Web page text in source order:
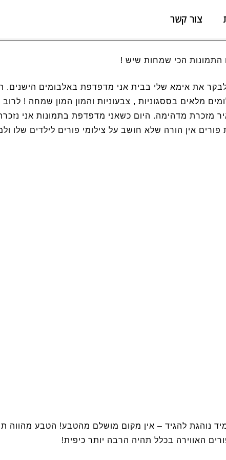
צור קשר
משנכנס אדר מרבין בשמחה.. טיפים
התמונות הכי שמחות שיש !
את אימא שלי בבית אני מדפדפת באלבומים הישנים.
מלאים בססגוניות , צבעוניות והמון המון שמחה !
מזכרת מדהימה. היום כשאני מדפדפת בתמונות אני
פורים אין הורה שלא חושב על צילומי פורים לילדים שלו
נוהגת להגיד – אין מקום מושלם מהטבע! הטבע
האווירה בכלל תהיה הרבה יותר כיפית!